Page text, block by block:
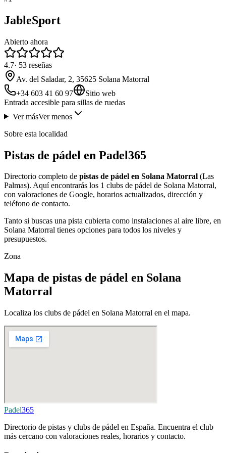
JableSport
Abierto ahora
4.7· 53 reseñas
Av. del Saladar, 2, 35625 Solana Matorral
+34 603 41 60 97
Sitio web
Entrada accesible para sillas de ruedas
Ver másVer menos
Sobre esta localidad
Pistas de pádel en Padel365
Directorio completo de pistas de pádel en Solana Matorral (Las
Palmas). Aquí encontrarás los 1 clubs de pádel de Solana Matorral,
con valoraciones de Google, horarios actualizados, dirección y
teléfono de contacto.
Tanto si buscas una pista cubierta como instalaciones al aire libre, en
Solana Matorral tienes opciones para todos los niveles y
presupuestos.
Zona
Mapa de pistas de pádel en Solana
Matorral
Localiza los clubs de pádel en Solana Matorral en el mapa.
Padel365
Directorio de pistas y clubs de pádel en España. Encuentra el club
más cercano con valoraciones reales, horarios y contacto.